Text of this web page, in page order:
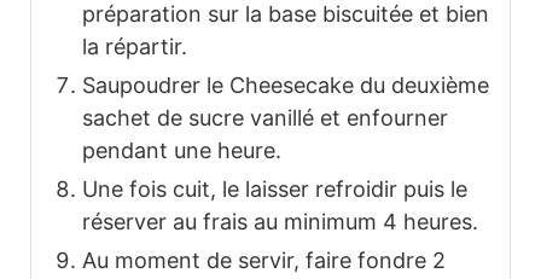
préparation sur la base biscuitée et bien
la répartir.
Saupoudrer le Cheesecake du deuxième
sachet de sucre vanillé et enfourner
pendant une heure.
Une fois cuit, le laisser refroidir puis le
réserver au frais au minimum 4 heures.
Au moment de servir, faire fondre 2